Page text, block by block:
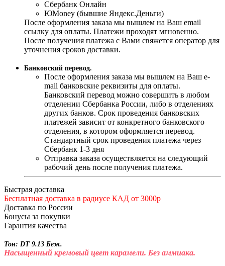
Сбербанк Онлайн
ЮMoney (бывшие Яндекс.Деньги)
После оформления заказа мы вышлем на Ваш email
ссылку для оплаты. Платежи проходят мгновенно.
После получения платежа с Вами свяжется оператор для
уточнения сроков доставки.
Банковский перевод.
После оформления заказа мы вышлем на Ваш e-
mail банковские реквизиты для оплаты.
Банковский перевод можно совершить в любом
отделении Сбербанка России, либо в отделениях
других банков. Срок проведения банковских
платежей зависит от конкретного банковского
отделения, в котором оформляется перевод.
Стандартный срок проведения платежа через
Сбербанк 1-3 дня
Отправка заказа осуществляется на следующий
рабочий день после получения платежа.
Быстрая доставка
Бесплатная доставка в радиусе КАД от 3000р
Доставка по России
Бонусы за покупки
Гарантия качества
Тон: DT 9.13 Беж.
Насыщенный кремовый цвет карамели. Без аммиака.